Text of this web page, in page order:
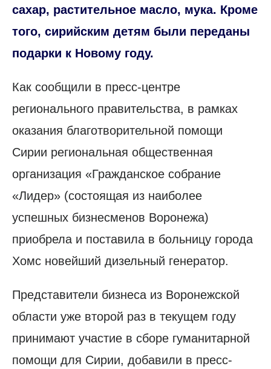
сахар, растительное масло, мука. Кроме
того, сирийским детям были переданы
подарки к Новому году.
Как сообщили в пресс-центре
регионального правительства, в рамках
оказания благотворительной помощи
Сирии региональная общественная
организация «Гражданское собрание
«Лидер» (состоящая из наиболее
успешных бизнесменов Воронежа)
приобрела и поставила в больницу города
Хомс новейший дизельный генератор.
Представители бизнеса из Воронежской
области уже второй раз в текущем году
принимают участие в сборе гуманитарной
помощи для Сирии, добавили в пресс-